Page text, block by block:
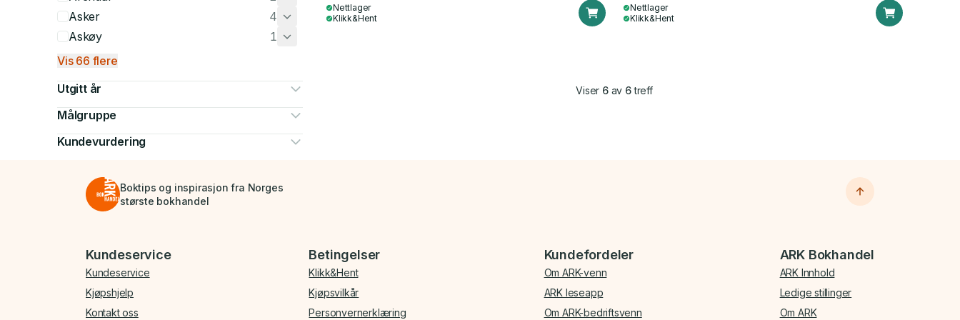
Asker
4
Askøy
1
Vis 66 flere
Utgitt år
Målgruppe
Kundevurdering
Nettlager
Klikk&Hent
Nettlager
Klikk&Hent
Viser 6av 6treff
Boktips og inspirasjon fra Norges
største bokhandel
Bunnmeny
Kundeservice
Kundeservice
Kjøpshjelp
Kontakt oss
Betingelser
Klikk&Hent
Kjøpsvilkår
Personvernerklæring
Kundefordeler
Om ARK-venn
ARK leseapp
Om ARK-bedriftsvenn
ARK Bokhandel
ARK Innhold
Ledige stillinger
Om ARK